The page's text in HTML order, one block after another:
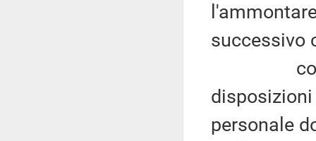
successivo
con
personale